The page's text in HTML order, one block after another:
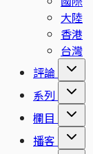
大陸
香港
台灣
評論
系列
欄目
播客